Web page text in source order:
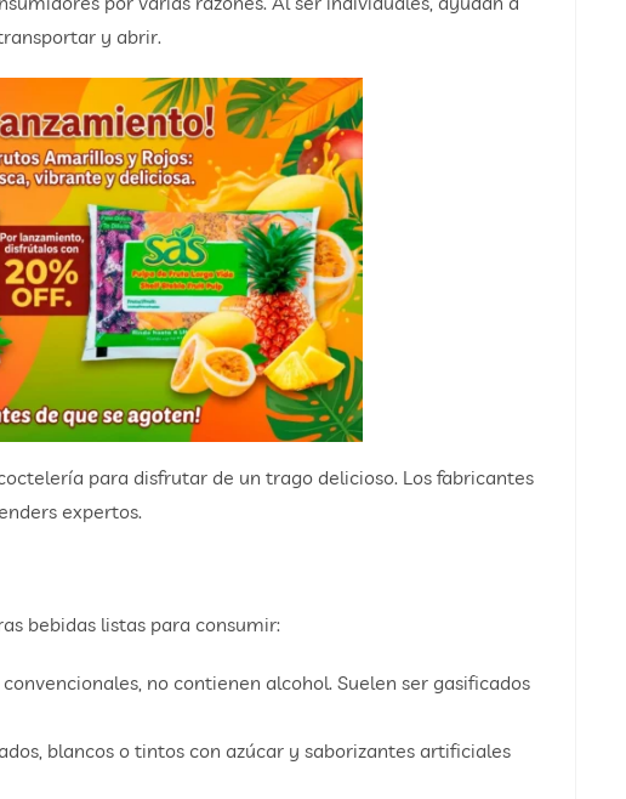
y abrir.
para disfrutar de un trago delicioso. Los fabricantes
expertos.
bebidas listas para consumir:
no contienen alcohol. Suelen ser gasificados
blancos o tintos con azúcar y saborizantes artificiales